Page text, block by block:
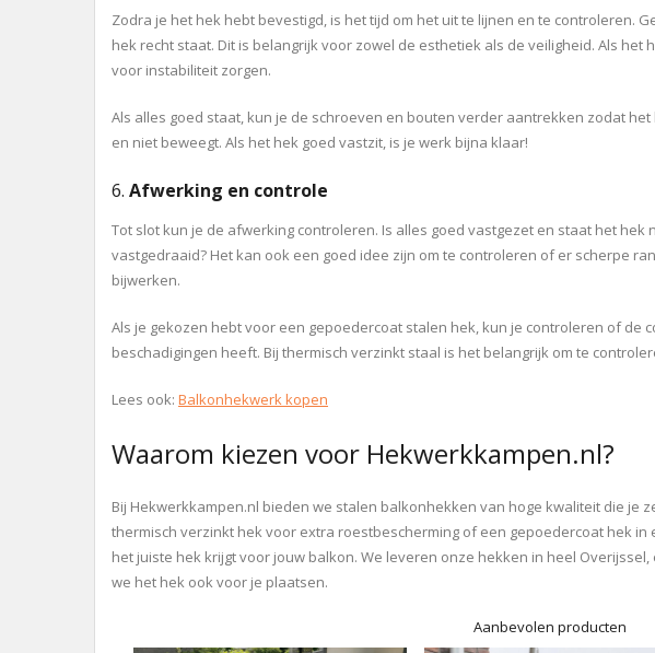
Zodra je het hek hebt bevestigd, is het tijd om het uit te lijnen en te controleren.
hek recht staat. Dit is belangrijk voor zowel de esthetiek als de veiligheid. Als het
voor instabiliteit zorgen.
Als alles goed staat, kun je de schroeven en bouten verder aantrekken zodat
en niet beweegt. Als het hek goed vastzit, is je werk bijna klaar!
6. Afwerking en controle
Tot slot kun je de afwerking controleren. Is alles goed vastgezet en staat het hek
vastgedraaid? Het kan ook een goed idee zijn om te controleren of er scherpe
bijwerken.
Als je gekozen hebt voor een gepoedercoat stalen hek, kun je controleren of de
beschadigingen heeft. Bij thermisch verzinkt staal is het belangrijk om te
Lees ook: Balkonhekwerk kopen
Waarom kiezen voor Hekwerkkampen.nl?
Bij Hekwerkkampen.nl bieden we stalen balkonhekken van hoge kwaliteit die je
thermisch verzinkt hek voor extra roestbescherming of een gepoedercoat hek in
het juiste hek krijgt voor jouw balkon. We leveren onze hekken in heel
we het hek ook voor je plaatsen.
Aanbevolen producten